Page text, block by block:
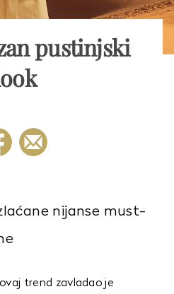
pustinjski
nijanse must-
trend zavladao je